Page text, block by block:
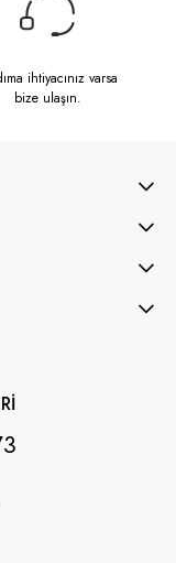
ihtiyacınız varsa
bize ulaşın.